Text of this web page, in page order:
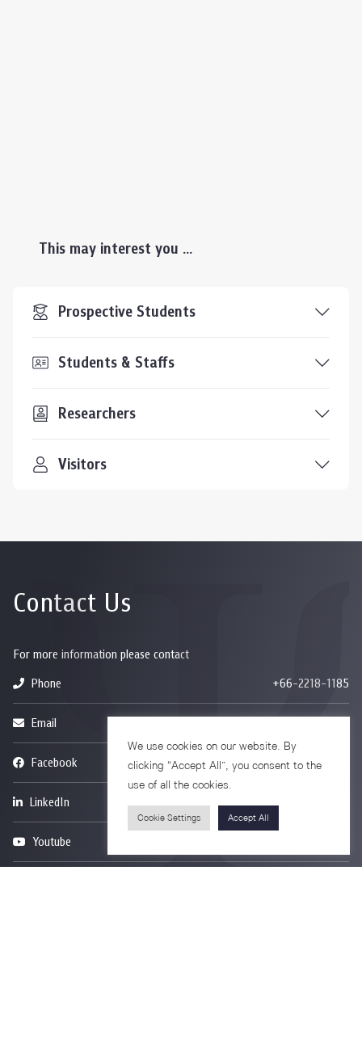
This may interest you ...
Prospective Students
Students & Staffs
Researchers
Visitors
Contact Us
For more information please contact
Phone
+66-2218-1185
Email psy@chula.ac.th
Facebook Psychology CU
LinkedIn Faculty of Psychology
Youtube
We use cookies on our website. By
clicking “Accept All”, you consent to the
use of all the cookies.
Cookie Settings Accept All